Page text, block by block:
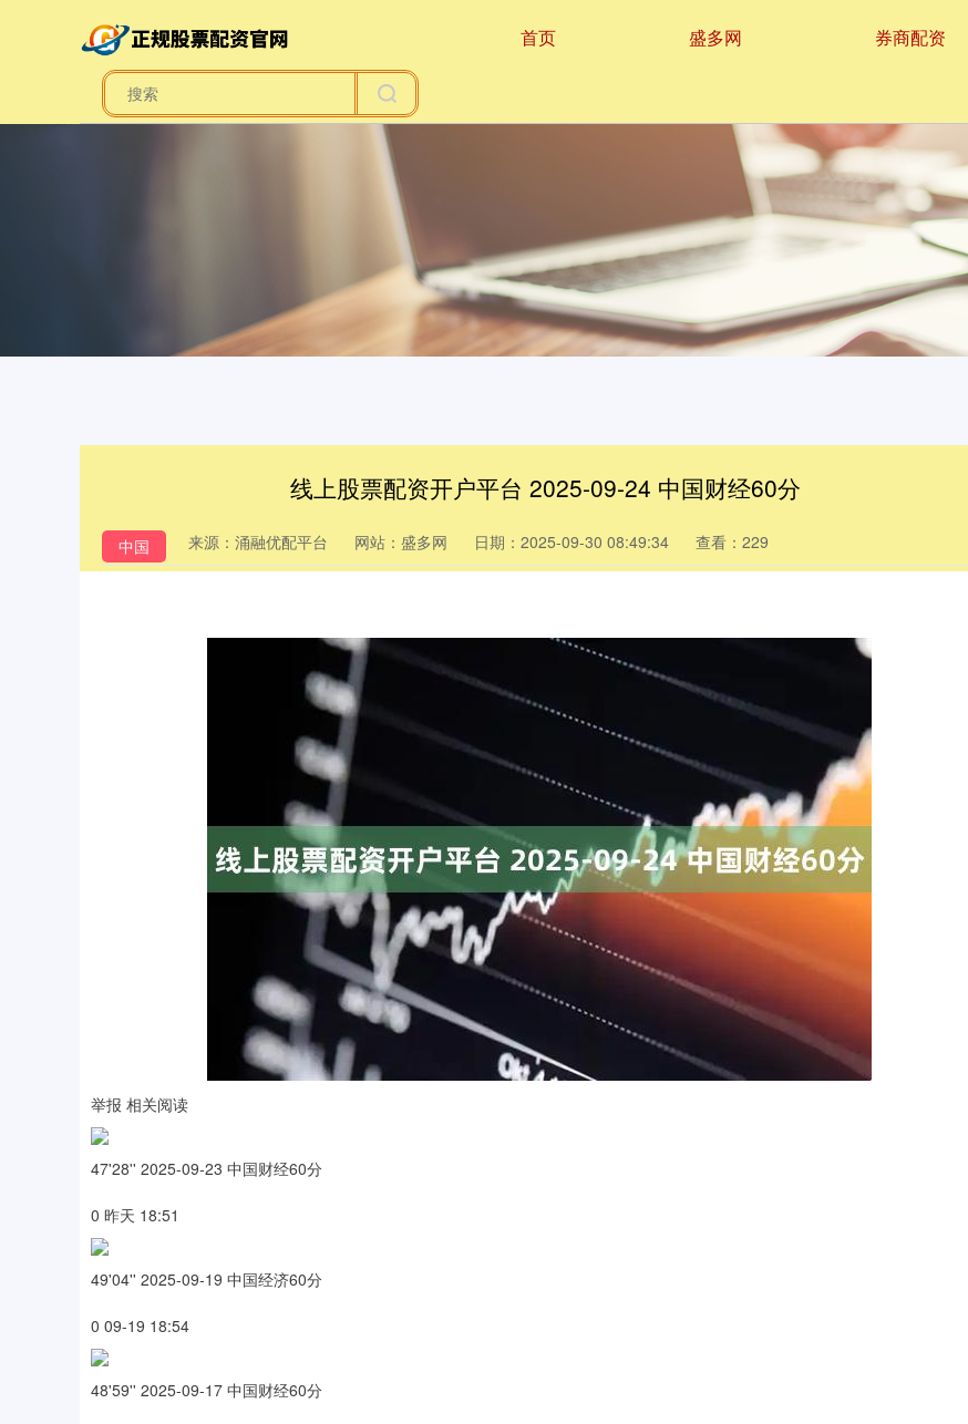
首页 盛多网 券商配资
线上股票配资开户平台 2025-09-24 中国财经60分
中国 来源：涌融优配平台 网站：盛多网 日期：2025-09-30 08:49:34 查看：229
举报 相关阅读
47'28'' 2025-09-23 中国财经60分
0 昨天 18:51
49'04'' 2025-09-19 中国经济60分
0 09-19 18:54
48'59'' 2025-09-17 中国财经60分